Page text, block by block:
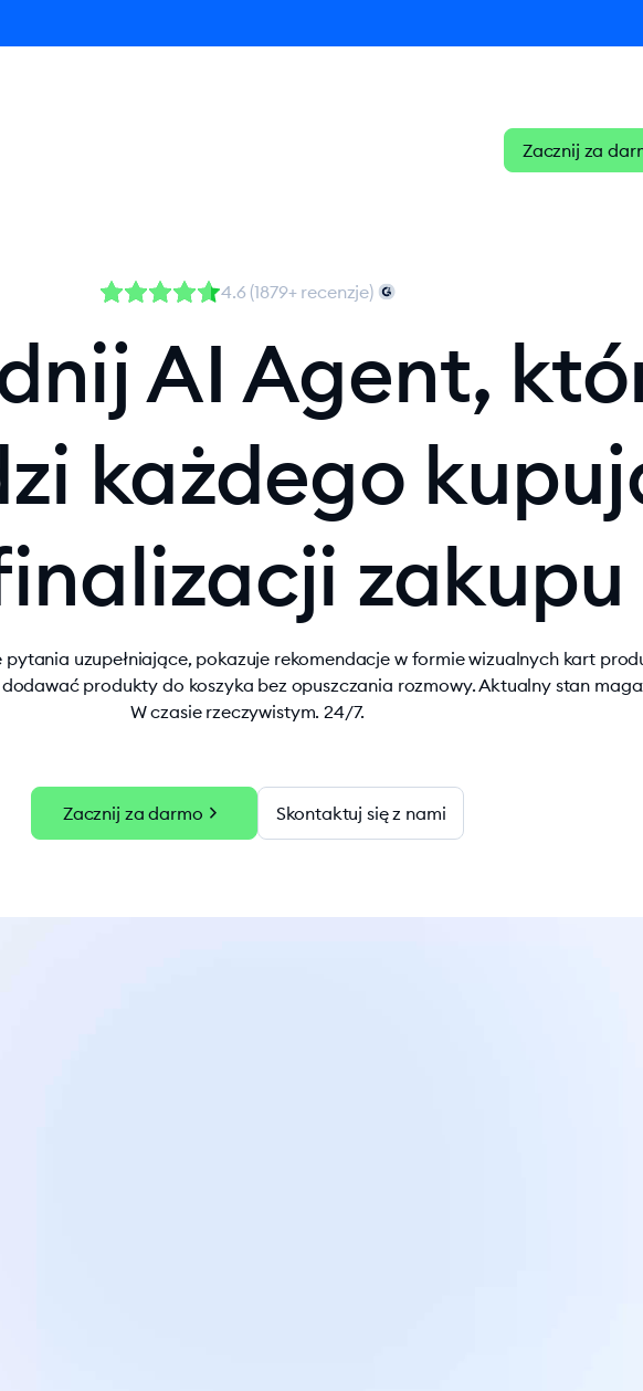
Zacznij za
4.6 (1879+ recenzje)
AI Agent,
każdego
zakupu
uzupełniające, pokazuje rekomendacje w formie wizualnych kart
produkty do koszyka bez opuszczania rozmowy. Aktualny stan
W czasie rzeczywistym. 24/7.
Zacznij za darmo chevron_right Skontaktuj się z nami